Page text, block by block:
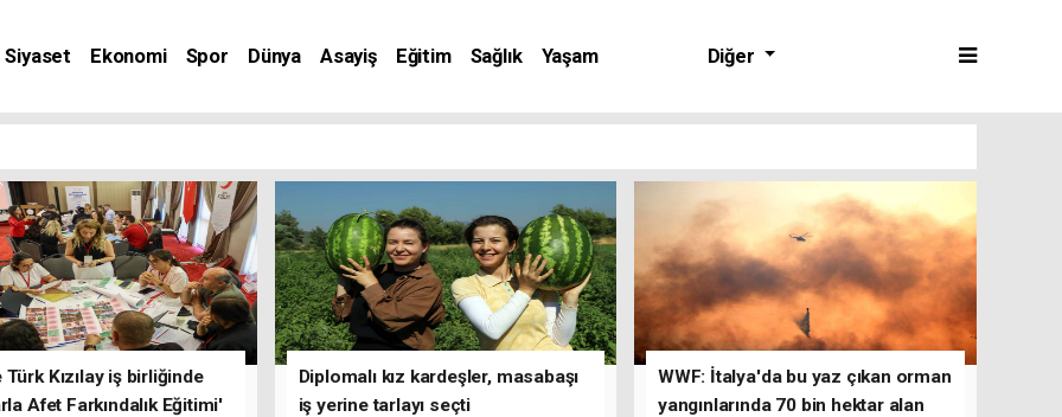
Siyaset Ekonomi Spor Dünya Asayiş Eğitim Sağlık
Yaşam
Diğer
Türk Kızılay iş birliğinde
Afet Farkındalık Eğitimi'
Diplomalı kız kardeşler, masabaşı
iş yerine tarlayı seçti
WWF: İtalya'da bu yaz çıkan orman
yangınlarında 70 bin hektar alan